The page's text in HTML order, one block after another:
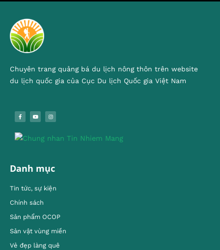
Chuyên trang quảng bá du lịch nông thôn trên website
du lịch quốc gia của Cục Du lịch Quốc gia Việt Nam
Danh mục
Tin tức, sự kiện
Chính sách
Sản phẩm OCOP
Sản vật vùng miền
Vẻ đẹp làng quê